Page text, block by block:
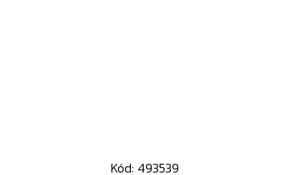
Kód: 493539